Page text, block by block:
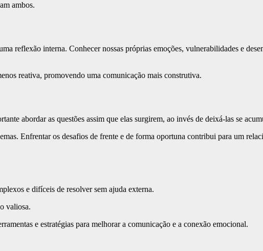
ambos.
reflexão interna. Conhecer nossas próprias emoções, vulnerabilidades e
reativa, promovendo uma comunicação mais construtiva.
abordar as questões assim que elas surgirem, ao invés de deixá-las se
Enfrentar os desafios de frente e de forma oportuna contribui para um
e difíceis de resolver sem ajuda externa.
valiosa.
e estratégias para melhorar a comunicação e a conexão emocional.